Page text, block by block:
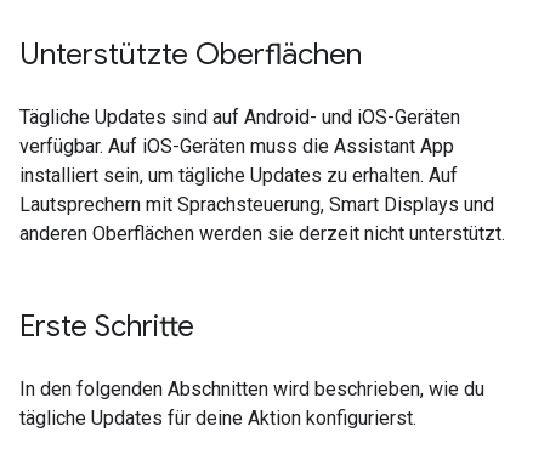
Unterstützte Oberflächen
Tägliche Updates sind auf Android- und iOS-Geräten
verfügbar. Auf iOS-Geräten muss die Assistant App
installiert sein, um tägliche Updates zu erhalten. Auf
Lautsprechern mit Sprachsteuerung, Smart Displays und
anderen Oberflächen werden sie derzeit nicht unterstützt.
Erste Schritte
In den folgenden Abschnitten wird beschrieben, wie du
tägliche Updates für deine Aktion konfigurierst.